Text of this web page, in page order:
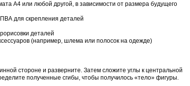
A4 или любой другой, в зависимости от размера будущего
для скрепления деталей
деталей
(например, шлема или полосок на одежде)
стороне и разверните. Затем сложите углы к центральной
полученные сгибы, чтобы получилось «тело» фигуры.